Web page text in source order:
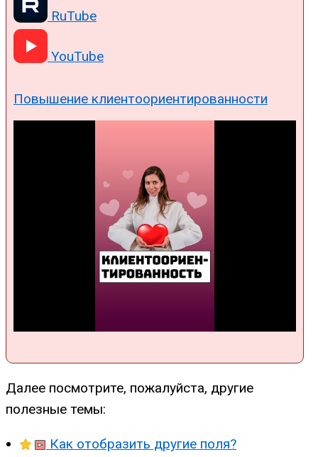
RuTube
YouTube
Повышение клиентоориентированности
Далее посмотрите, пожалуйста, другие
полезные темы:
Как отобразить другие поля?